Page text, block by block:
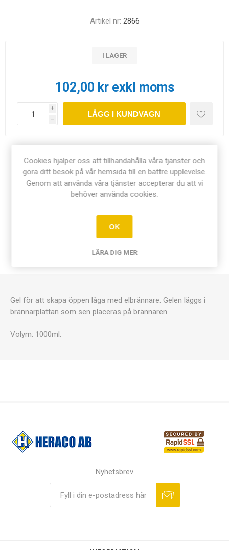
Artikel nr: 2866
I LAGER
102,00 kr exkl moms
i
h
LÄGG I KUNDVAGN
Dela:
DOKUMENT
Gel för att skapa öppen låga med elbrännare. Gelen läggs i
brännarplattan som sen placeras på brännaren.
Volym: 1000ml.
Nyhetsbrev
Cookies hjälper oss att tillhandahålla våra tjänster och
göra ditt besök på vår hemsida till en bättre upplevelse.
Genom att använda våra tjänster accepterar du att vi
behöver använda cookies.
OK
LÄRA DIG MER